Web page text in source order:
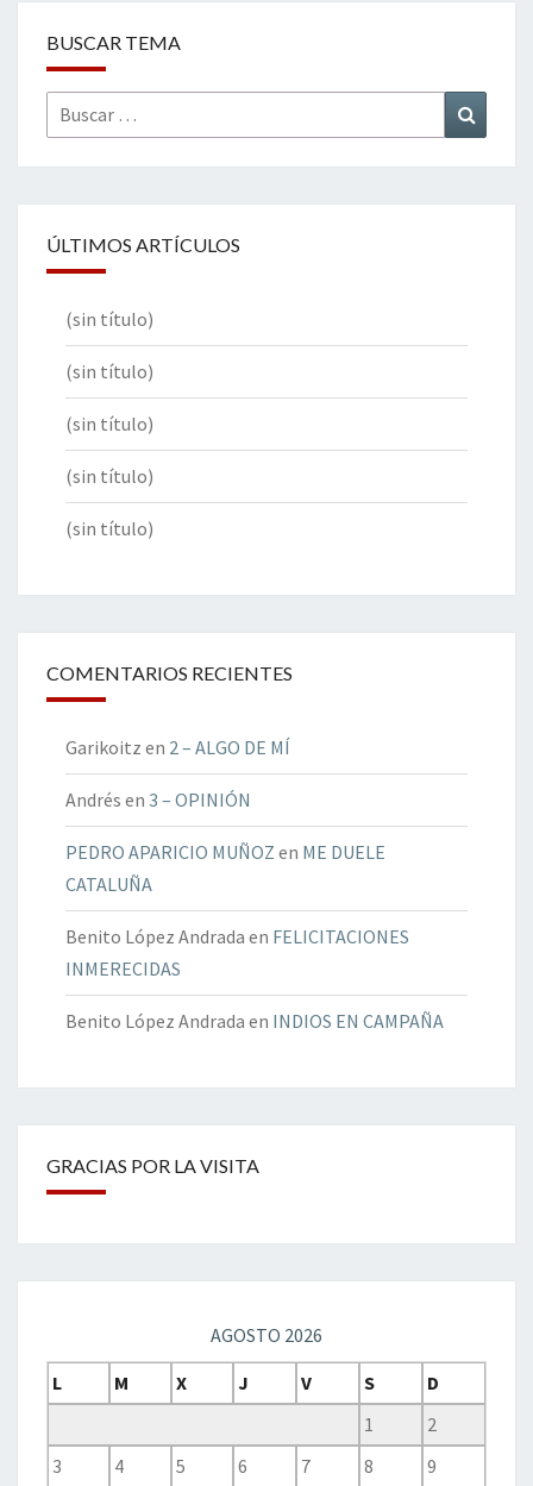
BUSCAR TEMA
Buscar
por:
ÚLTIMOS ARTÍCULOS
(sin título)
(sin título)
(sin título)
(sin título)
(sin título)
COMENTARIOS RECIENTES
Garikoitz en 2 – ALGO DE MÍ
Andrés en 3 – OPINIÓN
PEDRO APARICIO MUÑOZ en ME DUELE
CATALUÑA
Benito López Andrada en FELICITACIONES
INMERECIDAS
Benito López Andrada en INDIOS EN CAMPAÑA
GRACIAS POR LA VISITA
AGOSTO 2026
L
M X J V S
D
1
2
3
4 5 6 7 8
9